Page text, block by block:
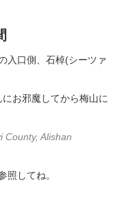
入口側、石棹(シーツァ
にお邪魔してから梅山に
County, Alishan
照してね。